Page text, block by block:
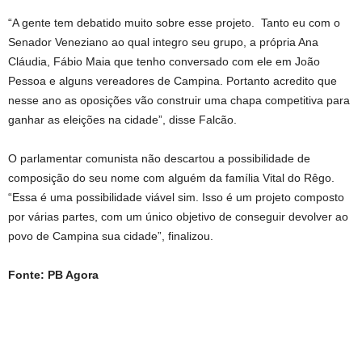
“A gente tem debatido muito sobre esse projeto. Tanto eu com o
Senador Veneziano ao qual integro seu grupo, a própria Ana
Cláudia, Fábio Maia que tenho conversado com ele em João
Pessoa e alguns vereadores de Campina. Portanto acredito que
nesse ano as oposições vão construir uma chapa competitiva para
ganhar as eleições na cidade”, disse Falcão.
O parlamentar comunista não descartou a possibilidade de
composição do seu nome com alguém da família Vital do Rêgo.
“Essa é uma possibilidade viável sim. Isso é um projeto composto
por várias partes, com um único objetivo de conseguir devolver ao
povo de Campina sua cidade”, finalizou.
Fonte: PB Agora